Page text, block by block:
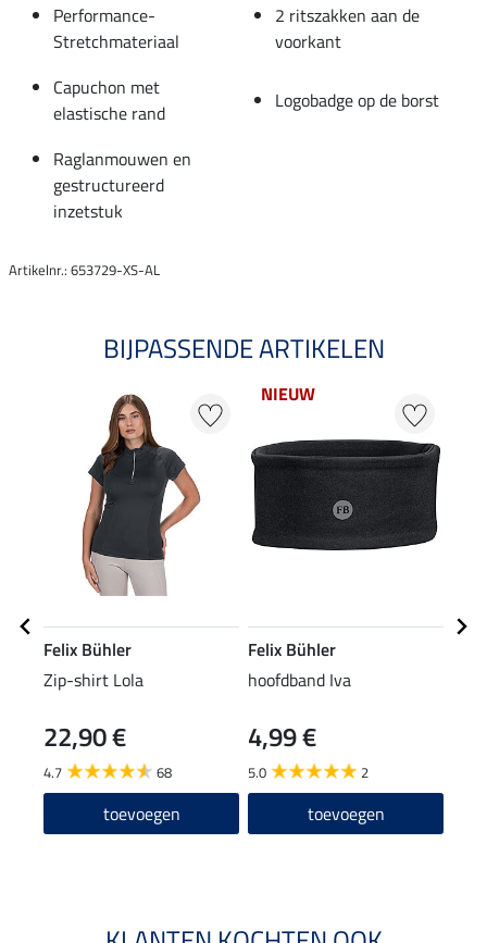
Performance-
Stretchmateriaal
2 ritszakken aan de
voorkant
Capuchon met
elastische rand
Logobadge op de borst
Raglanmouwen en
gestructureerd
inzetstuk
Artikelnr.: 653729-XS-AL
BIJPASSENDE ARTIKELEN
Felix Bühler
Zip-shirt Lola
22,90 €
4.7 68
toevoegen
NIEUW
Felix Bühler
hoofdband Iva
4,99 €
5.0 2
toevoegen